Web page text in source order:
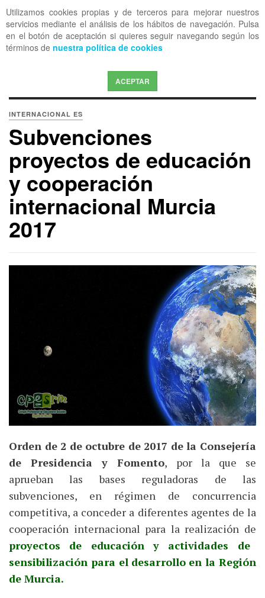
Utilizamos cookies propias y de terceros para mejorar nuestros
servicios mediante el análisis de los hábitos de navegación. Pulsa
en el botón de aceptación si quieres seguir navegando según los
términos de nuestra política de cookies
ACEPTAR
OFF CANVAS
INTERNACIONAL ES
Subvenciones
proyectos de educación
y cooperación
internacional Murcia
2017
Orden de 2 de octubre de 2017 de la Consejería
de Presidencia y Fomento, por la que se
aprueban las bases reguladoras de las
subvenciones, en régimen de concurrencia
competitiva, a conceder a diferentes agentes de la
cooperación internacional para la realización de
proyectos de educación y actividades de
sensibilización para el desarrollo en la Región
de Murcia.